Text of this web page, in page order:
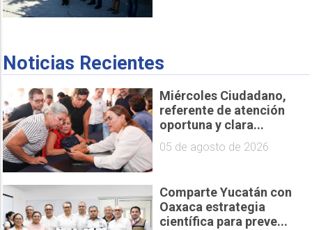
Noticias Recientes
Miércoles Ciudadano,
referente de atención
oportuna y clara...
05 de agosto de 2026
Comparte Yucatán con
Oaxaca estrategia
científica para preve...